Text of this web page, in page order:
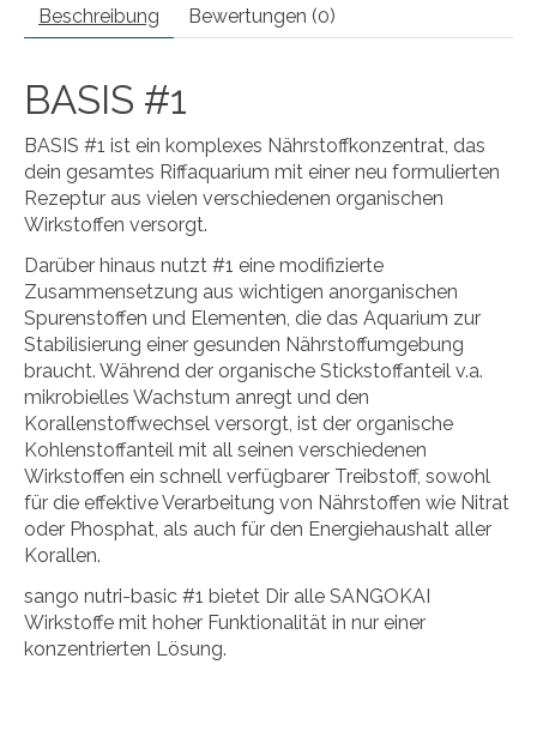
Beschreibung Bewertungen (0)
BASIS #1
BASIS #1 ist ein komplexes Nährstoffkonzentrat, das
dein gesamtes Riffaquarium mit einer neu formulierten
Rezeptur aus vielen verschiedenen organischen
Wirkstoffen versorgt.
Darüber hinaus nutzt #1 eine modifizierte
Zusammensetzung aus wichtigen anorganischen
Spurenstoffen und Elementen, die das Aquarium zur
Stabilisierung einer gesunden Nährstoffumgebung
braucht. Während der organische Stickstoffanteil v.a.
mikrobielles Wachstum anregt und den
Korallenstoffwechsel versorgt, ist der organische
Kohlenstoffanteil mit all seinen verschiedenen
Wirkstoffen ein schnell verfügbarer Treibstoff, sowohl
für die effektive Verarbeitung von Nährstoffen wie Nitrat
oder Phosphat, als auch für den Energiehaushalt aller
Korallen.
sango nutri-basic #1 bietet Dir alle SANGOKAI
Wirkstoffe mit hoher Funktionalität in nur einer
konzentrierten Lösung.